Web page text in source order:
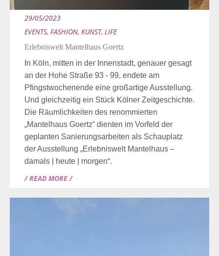
29/05/2023
EVENTS, FASHION, KUNST, LIFE
Erlebniswelt Mantelhaus Goertz
In Köln, mitten in der Innenstadt, genauer gesagt
an der Hohe Straße 93 - 99, endete am
Pfingstwochenende eine großartige Ausstellung.
Und gleichzeitig ein Stück Kölner Zeitgeschichte.
Die Räumlichkeiten des renommierten
„Mantelhaus Goertz“ dienten im Vorfeld der
geplanten Sanierungsarbeiten als Schauplatz
der Ausstellung „Erlebniswelt Mantelhaus –
damals | heute | morgen“.
/ READ MORE /